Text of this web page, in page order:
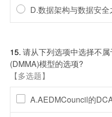
D.数据架构与数据安
15. 请从下列选项中选择不
(DMMA)模型的选项?
【多选题】
A.AEDMCouncil的